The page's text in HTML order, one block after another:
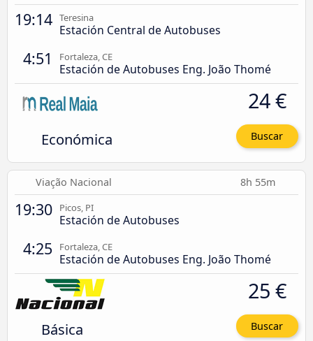
19:14 Teresina
Estación Central de Autobuses
4:51 Fortaleza, CE
Estación de Autobuses Eng. João Thomé
Económica
24 €
Buscar
Viação Nacional 8h 55m
19:30 Picos, PI
Estación de Autobuses
4:25 Fortaleza, CE
Estación de Autobuses Eng. João Thomé
Básica
25 €
Buscar